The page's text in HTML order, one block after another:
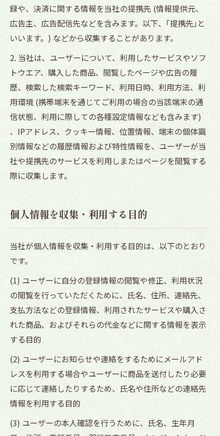
録や、決済に関する情報を当社の提携先 (情報提供元、
広告主、広告配信先などを含みます。以下、｢提携先｣と
いいます。) などから収集することがあります。
2. 当社は、ユーザーについて、利用したサービスやソフ
トウエア、購入した商品、閲覧したページや広告の履
歴、検索した検索キーワード、利用日時、利用方法、利
用環境 (携帯端末を通じてご利用の場合の当該端末の通
信状態、利用に際しての各種設定情報なども含みます)
、IPアドレス、クッキー情報、位置情報、端末の個体識
別情報などの履歴情報および特性情報を、ユーザーが当
社や提携先のサービスを利用しまたはページを閲覧する
際に収集します。
個人情報を収集・利用する目的
当社が個人情報を収集・利用する目的は、以下のとおり
です。
(1) ユーザーに自分の登録情報の閲覧や修正、利用状況
の閲覧を行っていただくために、氏名、住所、連絡先、
支払方法などの登録情報、利用されたサービスや購入さ
れた商品、およびそれらの代金などに関する情報を表示
する目的
(2) ユーザーにお知らせや連絡をするためにメールアド
レスを利用する場合やユーザーに商品を送付したり必要
に応じて連絡したりするため、氏名や住所などの連絡先
情報を利用する目的
(3) ユーザーの本人確認を行うために、氏名、生年月